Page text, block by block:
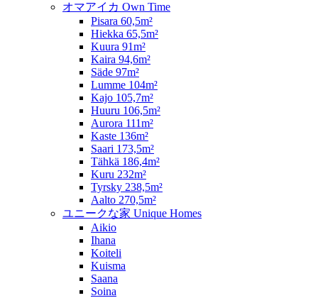
オマアイカ Own Time
Pisara 60,5m²
Hiekka 65,5m²
Kuura 91m²
Kaira 94,6m²
Säde 97m²
Lumme 104m²
Kajo 105,7m²
Huuru 106,5m²
Aurora 111m²
Kaste 136m²
Saari 173,5m²
Tähkä 186,4m²
Kuru 232m²
Tyrsky 238,5m²
Aalto 270,5m²
ユニークな家 Unique Homes
Aikio
Ihana
Koiteli
Kuisma
Saana
Soina